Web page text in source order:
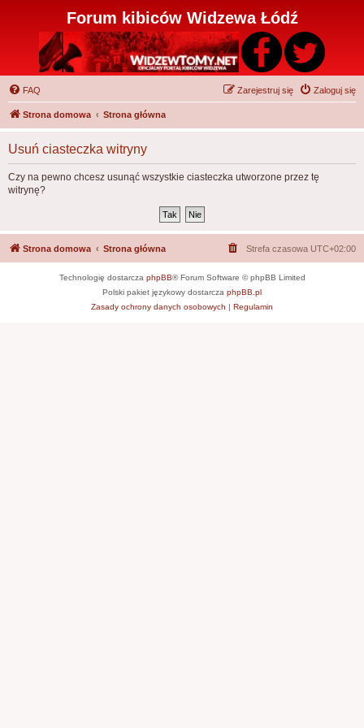
Forum kibiców Widzewa Łódź
FAQ Zaloguj się
Zarejestruj się
Strona domowa Strona główna
Usuń ciasteczka witryny
Czy na pewno chcesz usunąć wszystkie ciasteczka utworzone przez tę
witrynę?
Strona domowa Strona główna Strefa czasowa UTC+02:00
Technologię dostarcza phpBB® Forum Software © phpBB Limited
Polski pakiet językowy dostarcza phpBB.pl
Zasady ochrony danych osobowych | Regulamin